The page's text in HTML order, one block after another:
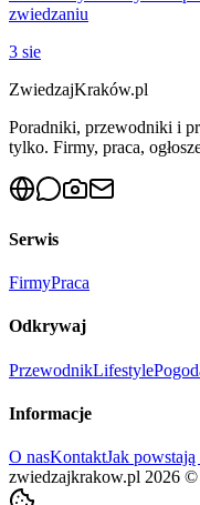
zwiedzaniu
3 sie
ZwiedzajKraków.pl
Poradniki, przewodniki i
tylko. Firmy, praca,
Serwis
FirmyPraca
Odkrywaj
PrzewodnikLifestyle
Informacje
O nasKontaktJak powstają
zwiedzajkrakow.pl 2026 ©